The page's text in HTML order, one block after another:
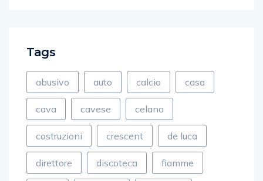
abusivo auto calcio casa
cava cavese celano
costruzioni crescent de luca
direttore discoteca fiamme
fuoco gagliano gambino